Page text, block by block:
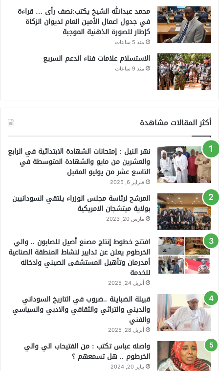
محمد عبدالله الشيخ يكتب:نصف رأى … قراءة
في جدول اعمال الأمين العام لديوان الزكاة
كإطار للصورة الذهنية الموجبة
منذ 5 ساعات
الاستسلام علامات فناء الدعم السريع
منذ 9 ساعات
أكثر المقالات مشاهدة
نهر النيل : إمتحانات الشهادة الابتدائية في الرابع
والعشرين من مايو والشهادة المتوسطة في
التاسع عشر من يوليو المقبل
فبراير 6, 2025
المرشح لرئاسة مجلس الوزراء يلتقي السودانيين
بولاية ميتشجان الامريكية
مارس 20, 2023
افتتح خطوط إنتاج مصنع أصيل للصابون .. والي
الخرطوم يعلن عن تدابير لنشاط المنطقة الصناعية
أمدرمان وتأهيل المستشفى الصيني وادخاله
للخدمة
أبريل 24, 2025
قبيلة الضباينة ..ضروب في التاريخ السوداني
والديني والتراثي والثقافي والادبي والسياسي
والفني
أبريل 28, 2025
واصله عباس تكتب : من الفتيحاب الي والي
الخرطوم .. هل تسمعهم ؟
يناير 20, 2024